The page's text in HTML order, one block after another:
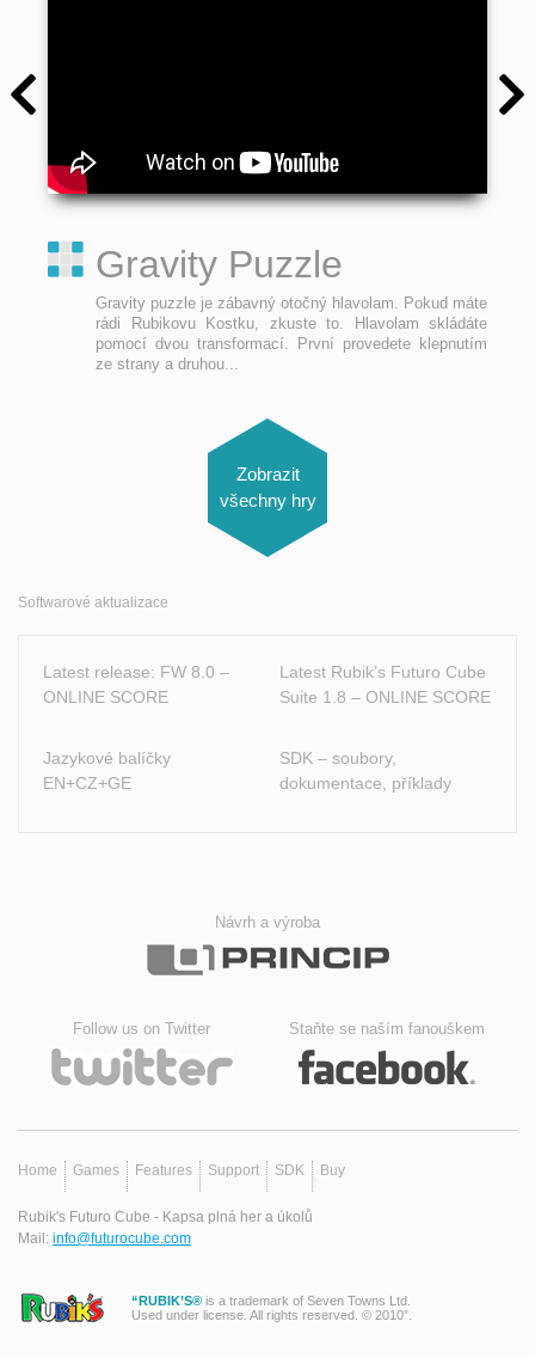
Gravity Puzzle
Gravity puzzle je zábavný otočný hlavolam. Pokud máte
rádi Rubikovu Kostku, zkuste to. Hlavolam skládáte
pomocí dvou transformací. První provedete klepnutím
ze strany a druhou...
Zobrazit
všechny hry
Softwarové aktualizace
Latest release: FW 8.0 –
ONLINE SCORE
Latest Rubik’s Futuro Cube
Suite 1.8 – ONLINE SCORE
Jazykové balíčky
EN+CZ+GE
SDK – soubory,
dokumentace, příklady
Návrh a výroba
Follow us on Twitter Staňte se naším fanouškem
Home Games Features Support SDK Buy
Rubik's Futuro Cube - Kapsa plná her a úkolů
Mail: info@futurocube.com
“RUBIK’S® is a trademark of Seven Towns Ltd.
Used under license. All rights reserved. © 2010”.